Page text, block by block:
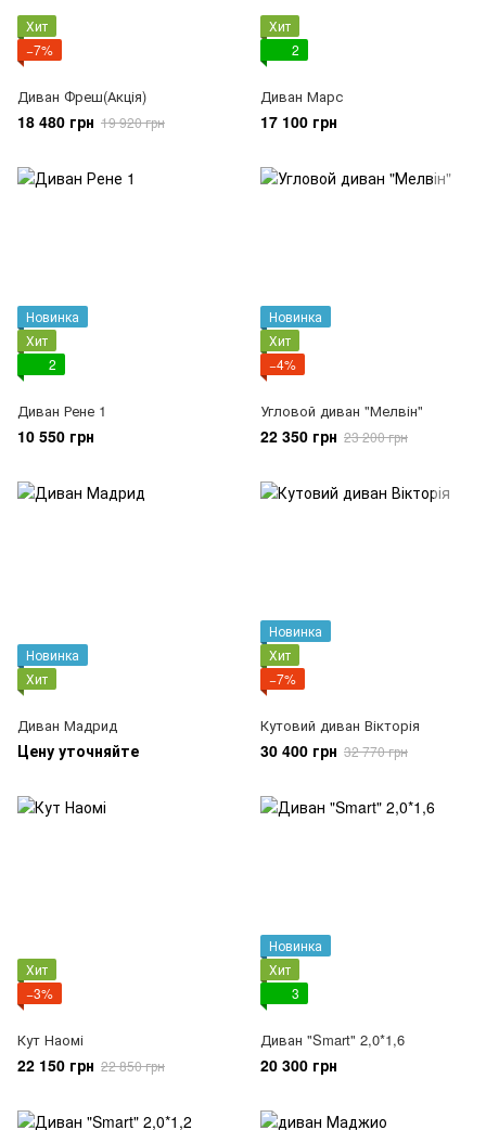
Хит
−7%
Диван Фреш(Акція)
18 480 грн 19 920 грн
Хит
2
Диван Марс
17 100 грн
Новинка
Хит
2
Диван Рене 1
10 550 грн
Новинка
Хит
−4%
Угловой диван "Мелвін"
22 350 грн 23 200 грн
Новинка
Хит
Диван Мадрид
Цену уточняйте
Новинка
Хит
−7%
Кутовий диван Вікторія
30 400 грн 32 770 грн
Хит
−3%
Кут Наомі
22 150 грн 22 850 грн
Новинка
Хит
3
Диван "Smart" 2,0*1,6
20 300 грн